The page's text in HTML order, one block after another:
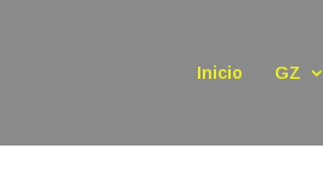
Inicio GZ